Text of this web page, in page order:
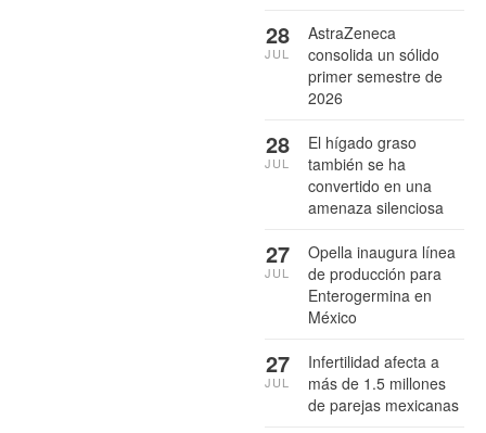
AstraZeneca
consolida un sólido
primer semestre de
2026
28
JUL
El hígado graso
también se ha
convertido en una
amenaza silenciosa
28
JUL
Opella inaugura línea
de producción para
Enterogermina en
México
27
JUL
Infertilidad afecta a
más de 1.5 millones
de parejas mexicanas
27
JUL